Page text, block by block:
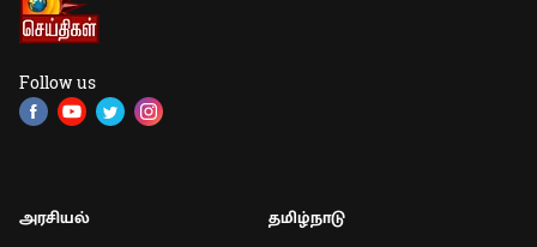
Follow us
அரசியல் தமிழ்நாடு